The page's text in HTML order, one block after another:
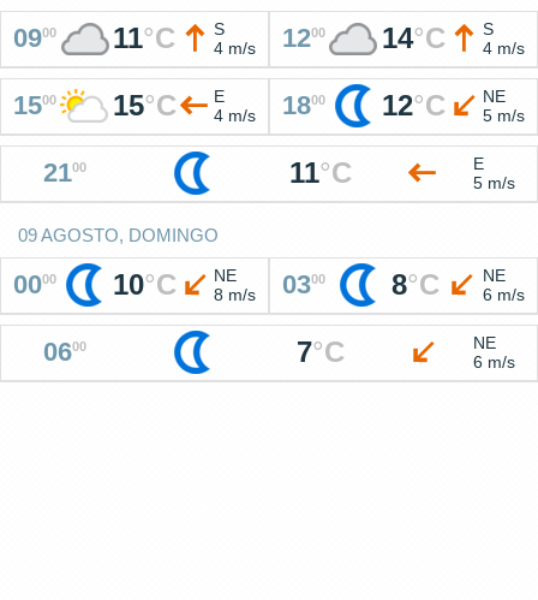
0900 11°C
S
4 m/s
1200 14°C
S
4 m/s
1500 15°C
E
4 m/s
1800 12°C
NE
5 m/s
2100 11°C
E
5 m/s
09 AGOSTO, DOMINGO
0000 10°C
NE
8 m/s
0300 8°C
NE
6 m/s
0600 7°C
NE
6 m/s